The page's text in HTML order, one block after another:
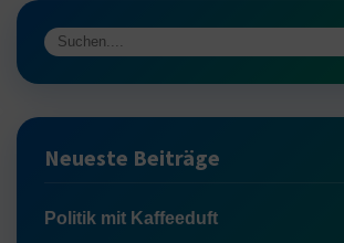
Neueste Beiträge
Politik mit Kaffeeduft